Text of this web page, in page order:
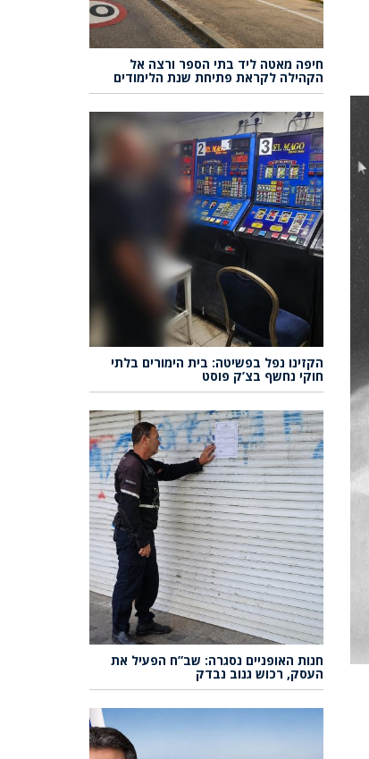
חיפה מאטה ליד בתי הספר ורצה אל
הקהילה לקראת פתיחת שנת הלימודים
הקזינו נפל בפשיטה: בית הימורים בלתי
חוקי נחשף בצ’ק פוסט
חנות האופניים נסגרה: שב”ח הפעיל את
העסק, רכוש גנוב נבדק